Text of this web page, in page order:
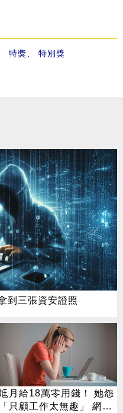
特獎 特別獎
到三張資安證照
尪月給18萬零用錢！ 她怨
「只顧工作太無趣」 網傻